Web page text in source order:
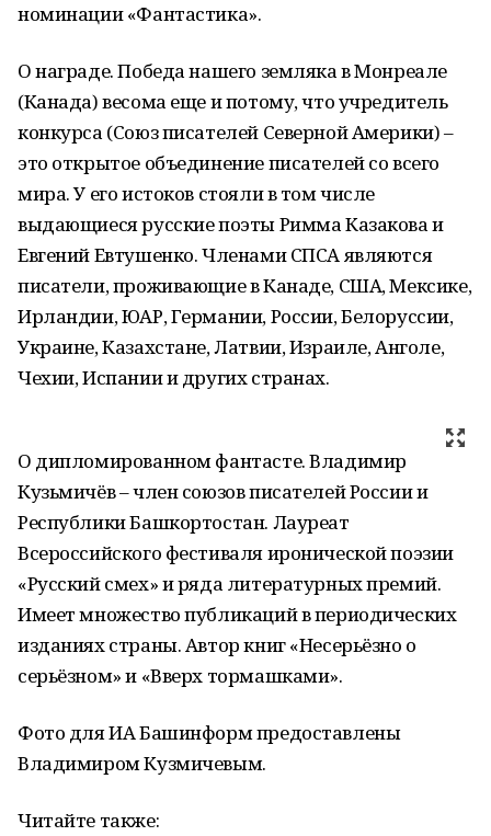
номинации «Фантастика».
О награде. Победа нашего земляка в Монреале
(Канада) весома еще и потому, что учредитель
конкурса (Союз писателей Северной Америки) –
это открытое объединение писателей со всего
мира. У его истоков стояли в том числе
выдающиеся русские поэты Римма Казакова и
Евгений Евтушенко. Членами СПСА являются
писатели, проживающие в Канаде, США, Мексике,
Ирландии, ЮАР, Германии, России, Белоруссии,
Украине, Казахстане, Латвии, Израиле, Анголе,
Чехии, Испании и других странах.
О дипломированном фантасте. Владимир
Кузьмичёв – член союзов писателей России и
Республики Башкортостан. Лауреат
Всероссийского фестиваля иронической поэзии
«Русский смех» и ряда литературных премий.
Имеет множество публикаций в периодических
изданиях страны. Автор книг «Несерьёзно о
серьёзном» и «Вверх тормашками».
Фото для ИА Башинформ предоставлены
Владимиром Кузмичевым.
Читайте также: